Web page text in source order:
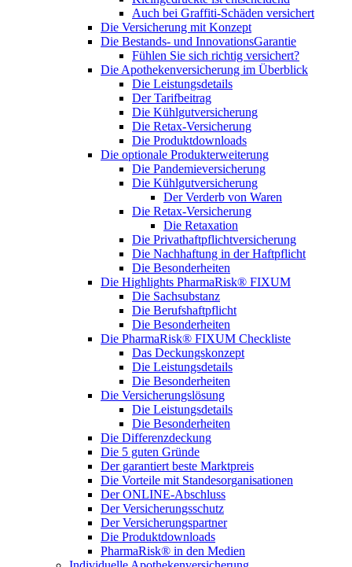
Auch bei Graffiti-Schäden versichert
Die Versicherung mit Konzept
Die Bestands- und InnovationsGarantie
Fühlen Sie sich richtig versichert?
Die Apothekenversicherung im Überblick
Die Leistungsdetails
Der Tarifbeitrag
Die Kühlgutversicherung
Die Retax-Versicherung
Die Produktdownloads
Die optionale Produkterweiterung
Die Pandemieversicherung
Die Kühlgutversicherung
Der Verderb von Waren
Die Retax-Versicherung
Die Retaxation
Die Privathaftpflichtversicherung
Die Nachhaftung in der Haftpflicht
Die Besonderheiten
Die Highlights PharmaRisk® FIXUM
Die Sachsubstanz
Die Berufshaftpflicht
Die Besonderheiten
Die PharmaRisk® FIXUM Checkliste
Das Deckungskonzept
Die Leistungsdetails
Die Besonderheiten
Die Versicherungslösung
Die Leistungsdetails
Die Besonderheiten
Die Differenzdeckung
Die 5 guten Gründe
Der garantiert beste Marktpreis
Die Vorteile mit Standesorganisationen
Der ONLINE-Abschluss
Der Versicherungsschutz
Der Versicherungspartner
Die Produktdownloads
PharmaRisk® in den Medien